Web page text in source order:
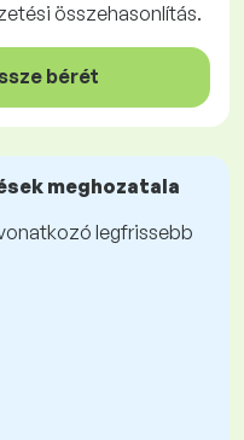
összehasonlítás.
bérét
meghozatala
legfrissebb